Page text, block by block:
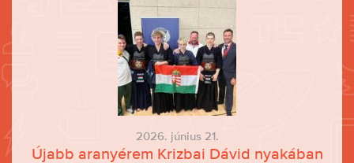
2026. június 21.
Újabb aranyérem Krizbai Dávid nyakában